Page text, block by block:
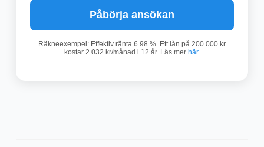
Påbörja ansökan
Räkneexempel: Effektiv ränta 6.98 %. Ett lån på 200 000 kr
kostar 2 032 kr/månad i 12 år. Läs mer här.